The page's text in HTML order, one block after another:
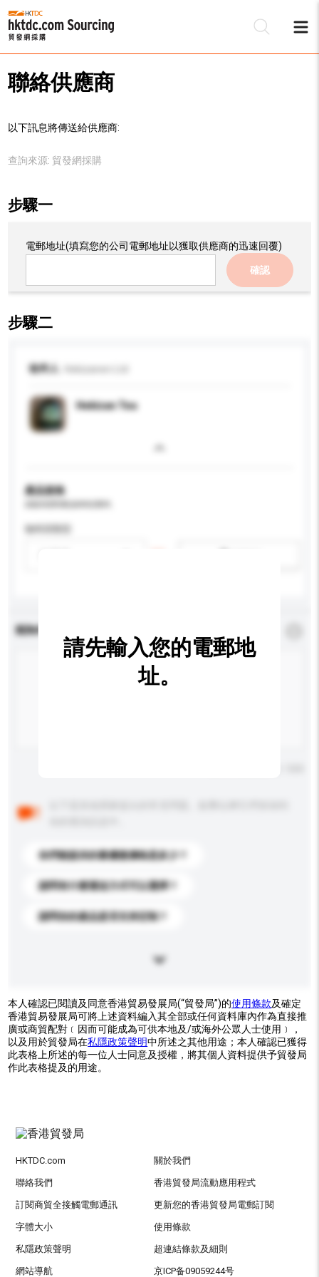
聯絡供應商
以下訊息將傳送給供應商:
查詢來源: 貿發網採購
步驟一
電郵地址(填寫您的公司電郵地址以獲取供應商的迅速回覆)
確認
步驟二
收件人
Hekizan Tea
產品規格
咖啡因類型
查詢內容
你們能提供的最優惠價格是多少？
請問有什麼運送方式可以選擇？
請問你的產品是否支持定制？
請先輸入您的電郵地
址。
本人確認已閱讀及同意香港貿易發展局(“貿發局”)的使用條款及確定
香港貿易發展局可將上述資料編入其全部或任何資料庫內作為直接推
廣或商貿配對﹝因而可能成為可供本地及/或海外公眾人士使用﹞，
以及用於貿發局在私隱政策聲明中所述之其他用途；本人確認已獲得
此表格上所述的每一位人士同意及授權，將其個人資料提供予貿發局
作此表格提及的用途。
HKTDC.com 關於我們
聯絡我們 香港貿發局流動應用程式
訂閱商貿全接觸電郵通訊 更新您的香港貿發局電郵訂閱
字體大小 使用條款
私隱政策聲明 超連結條款及細則
網站導航 京ICP备09059244号